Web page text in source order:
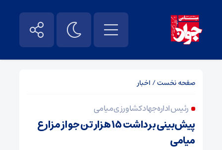
صفحه نخست/ اخبار
رئیس اداره جهاد کشاورزی میامی
پیش‌بینی برداشت ۱۵ هزار تن جو از مزارع
میامی